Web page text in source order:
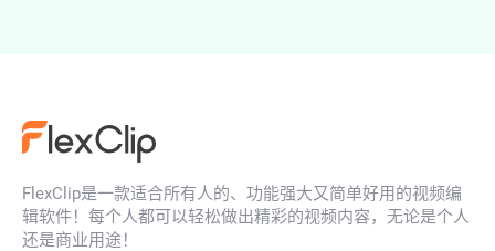
AI 人脸生成器
FlexClip是一款适合所有人的、功能强大又简单好用的视频编
辑软件！每个人都可以轻松做出精彩的视频内容，无论是个人
还是商业用途！